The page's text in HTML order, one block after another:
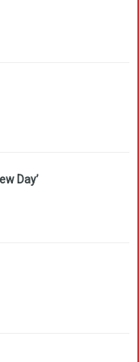
Day’